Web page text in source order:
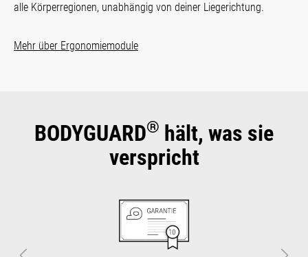
alle Kör­per­regionen, unabhängig von deiner Liegerichtung.
Mehr über Ergonomiemodule
BODYGUARD® hält, was sie
verspricht